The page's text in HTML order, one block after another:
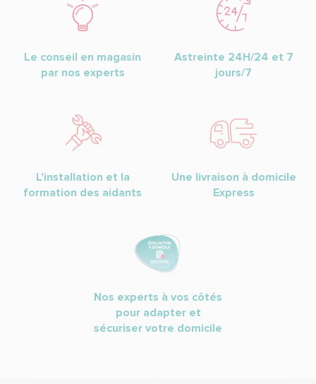
Le conseil en magasin
par nos experts
Astreinte 24H/24 et 7
jours/7
L'installation et la
formation des aidants
Une livraison à domicile
Express
Nos experts à vos côtés
pour adapter et
sécuriser votre domicile